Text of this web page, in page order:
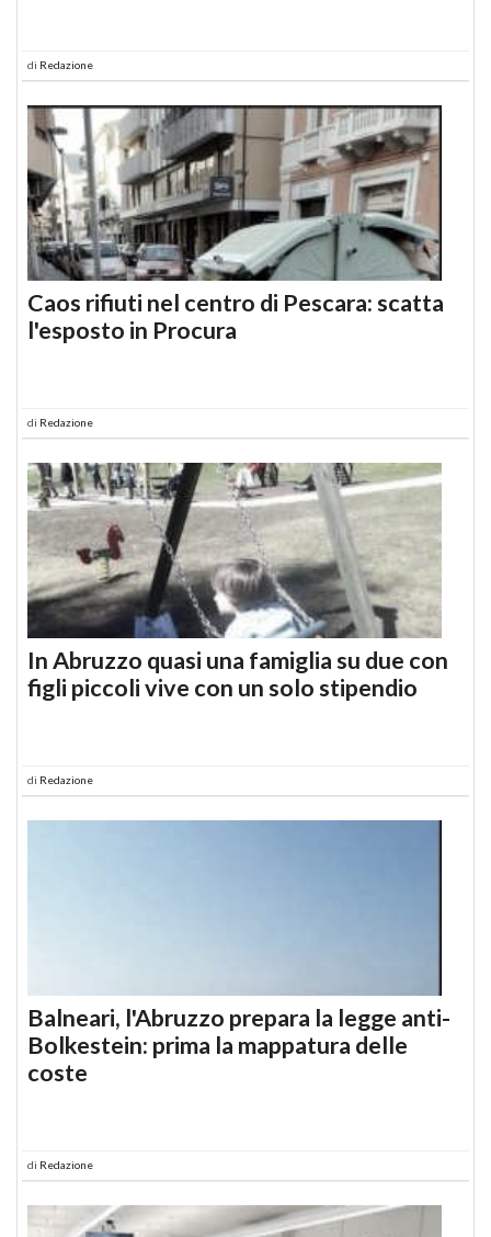
di Redazione
Caos rifiuti nel centro di Pescara: scatta
l'esposto in Procura
di Redazione
In Abruzzo quasi una famiglia su due con
figli piccoli vive con un solo stipendio
di Redazione
Balneari, l'Abruzzo prepara la legge anti-
Bolkestein: prima la mappatura delle
coste
di Redazione